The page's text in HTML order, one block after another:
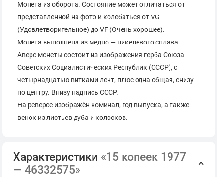
Монета из оборота. Состояние может отличаться от
представленной на фото и колебаться от VG
(Удовлетворительное) до VF (Очень хорошее).
Монета выполнена из медно — никелевого сплава.
Аверс монеты состоит из изображения герба Союза
Советских Социалистических Республик (СССР), с
четырнадцатью витками лент, плюс одна общая, снизу
по центру. Внизу надпись СССР.
На реверсе изображён номинал, год выпуска, а также
венок из листьев дуба и колосков.
Характеристики «15 копеек 1977
— 46332575»